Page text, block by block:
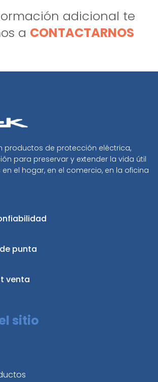
adicional te
a CONTACTARNOS
productos de protección eléctrica,
para preservar y extender la vida útil
el hogar, en el comercio, en la oficina
punta
venta
sitio